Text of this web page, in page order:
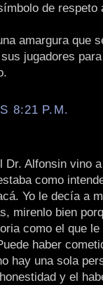
de respeto
amargura que
jugadores
8:21 P.M.
Dr. Alfonsin vino
como
Yo le decía a
mirenlo bien
como el que
haber
hay una sola
y el